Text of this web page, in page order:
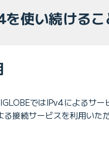
を使い続ける
ではIPv4によるサー
接続サービスを利用いた